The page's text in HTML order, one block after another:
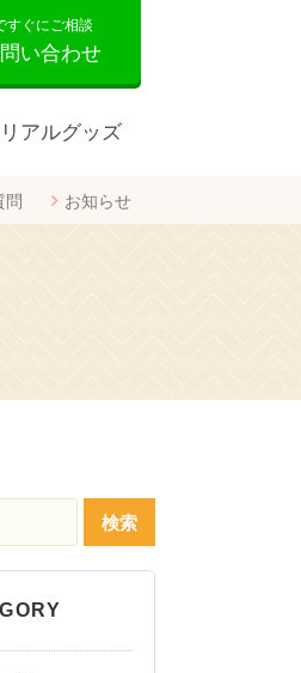
すぐにご相談
い合わせ
アルグッズ
問 お知らせ
検